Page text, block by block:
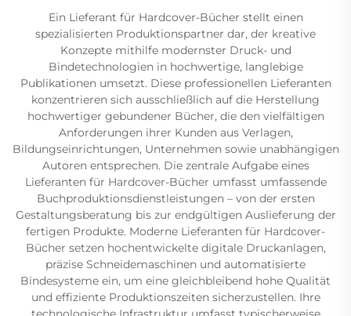
Ein Lieferant für Hardcover-Bücher stellt einen
spezialisierten Produktionspartner dar, der kreative
Konzepte mithilfe modernster Druck- und
Bindetechnologien in hochwertige, langlebige
Publikationen umsetzt. Diese professionellen Lieferanten
konzentrieren sich ausschließlich auf die Herstellung
hochwertiger gebundener Bücher, die den vielfältigen
Anforderungen ihrer Kunden aus Verlagen,
Bildungseinrichtungen, Unternehmen sowie unabhängigen
Autoren entsprechen. Die zentrale Aufgabe eines
Lieferanten für Hardcover-Bücher umfasst umfassende
Buchproduktionsdienstleistungen – von der ersten
Gestaltungsberatung bis zur endgültigen Auslieferung der
fertigen Produkte. Moderne Lieferanten für Hardcover-
Bücher setzen hochentwickelte digitale Druckanlagen,
präzise Schneidemaschinen und automatisierte
Bindesysteme ein, um eine gleichbleibend hohe Qualität
und effiziente Produktionszeiten sicherzustellen. Ihre